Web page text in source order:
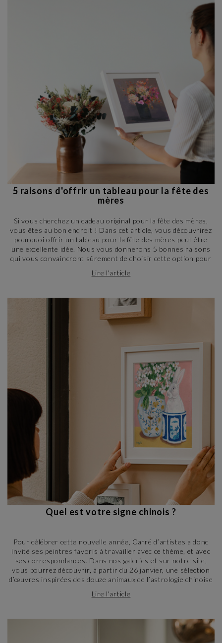
5 raisons d'offrir un tableau pour la fête des
mères
Si vous cherchez un cadeau original pour la fête des mères,
vous êtes au bon endroit ! Dans cet article, vous découvrirez
pourquoi offrir un tableau pour la fête des mères peut être
une excellente idée. Nous vous donnerons 5 bonnes raisons
qui vous convaincront sûrement de choisir cette option pour
Lire l'article
Quel est votre signe chinois ?
Pour célébrer cette nouvelle année, Carré d’artistes a donc
invité ses peintres favoris à travailler avec ce thème, et avec
ses correspondances. Dans nos galeries et sur notre site,
vous pourrez découvrir, à partir du 26 janvier, une sélection
d’œuvres inspirées des douze animaux de l’astrologie chinoise
N’hésitez pas à calculer votre signe, et découvrir les œuvres
foyer pourrait bien vous porter chance… Et, a minima, un peu
Lire l'article